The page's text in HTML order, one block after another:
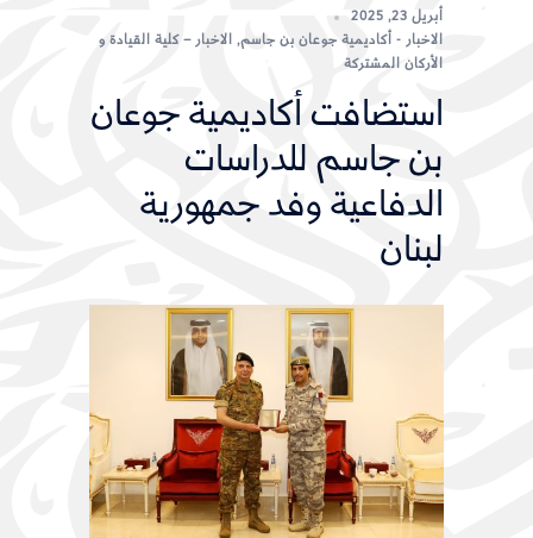
أبريل 23, 2025
الاخبار - أكاديمية جوعان بن جاسم, الاخبار – كلية القيادة و
الأركان المشتركة
استضافت أكاديمية جوعان
بن جاسم للدراسات
الدفاعية وفد جمهورية
لبنان